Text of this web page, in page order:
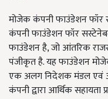
मोजेक कंपनी फाउंडेशन
कंपनी फाउंडेशन फॉर
फाउंडेशन है,जो आंतरिक
पंजीकृत है. यह फाउंडेशन
एक अलग निदेशक मंडल एवं
कंपनी द्वारा आर्थिक सहायता